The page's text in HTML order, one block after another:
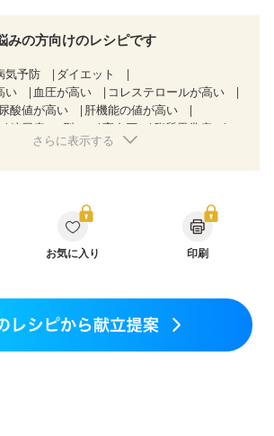
みの方向けのレシピです
気予防
ダイエット
い
血圧が高い
コレステロールが高い
尿酸値が高い
肝機能の値が高い
糖尿病（2型） 高血圧
脂質異常症
狭心症 心筋梗塞
過敏性腸症候群（IBS）
）
糖尿病性腎症（第２期）
）
CKD（ステージ１）
・経過観察中の方など
療中）
・経過観察中の方
さらに表示する
お気に入り 印刷